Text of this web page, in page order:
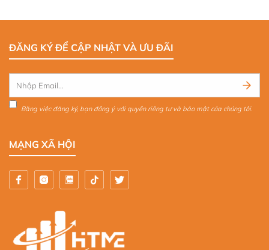
ĐĂNG KÝ ĐỂ CẬP NHẬT VÀ ƯU ĐÃI
Bằng việc đăng ký, bạn đồng ý với quyền riêng tư và bảo mật của chúng tôi.
MẠNG XÃ HỘI